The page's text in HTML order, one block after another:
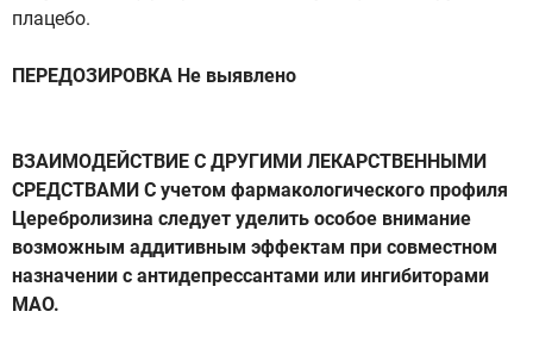
плацебо.
ПЕРЕДОЗИРОВКА Не выявлено
ВЗАИМОДЕЙСТВИЕ С ДРУГИМИ ЛЕКАРСТВЕННЫМИ
СРЕДСТВАМИ С учетом фармакологического профиля
Церебролизина следует уделить особое внимание
возможным аддитивным эффектам при совместном
назначении с антидепрессантами или ингибиторами
МАО.